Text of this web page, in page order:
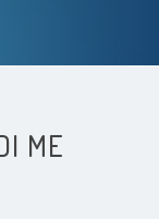
ME